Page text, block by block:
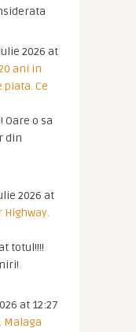
2026 at
ani in
piata. Ce
o sa
din
2026 at
totul!!!!
at 12:27
Malaga